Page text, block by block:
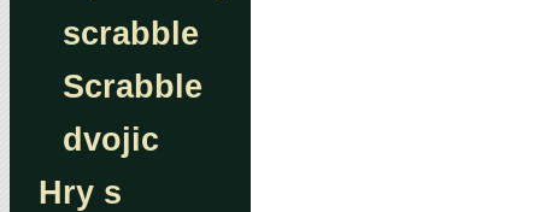
scrabble
Scrabble
dvojic
Hry s